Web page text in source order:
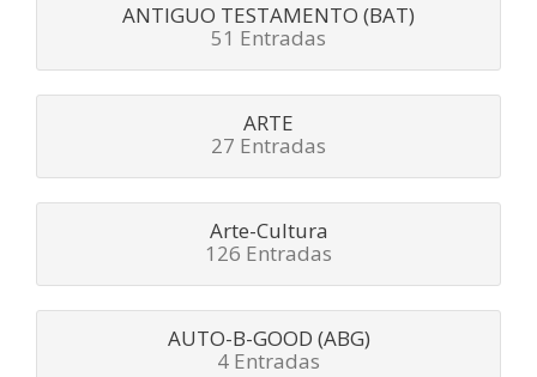
ANTIGUO TESTAMENTO (BAT)
51 Entradas
ARTE
27 Entradas
Arte-Cultura
126 Entradas
AUTO-B-GOOD (ABG)
4 Entradas